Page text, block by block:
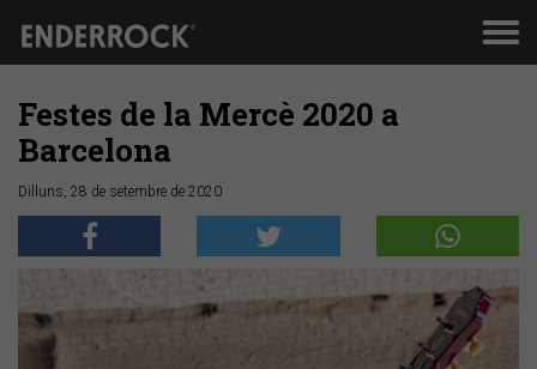
Festes de la Mercè 2020 a
Barcelona
Dilluns, 28 de setembre de 2020
Anterior